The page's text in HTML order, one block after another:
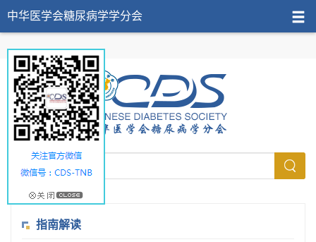
中华医学会糖尿病学学分会
指南解读